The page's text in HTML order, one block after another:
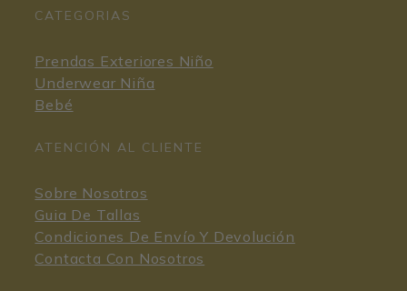
CATEGORIAS
Prendas Exteriores Niño
Underwear Niña
Bebé
ATENCIÓN AL CLIENTE
Sobre Nosotros
Guia De Tallas
Condiciones De Envío Y Devolución
Contacta Con Nosotros